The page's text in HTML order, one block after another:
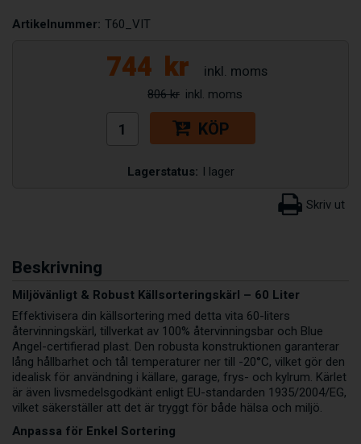
Artikelnummer: T60_VIT
744 kr
806 kr
KÖP
Lagerstatus: I lager
Beskrivning
Miljövänligt & Robust Källsorteringskärl – 60 Liter
Effektivisera din källsortering med detta vita 60-liters
återvinningskärl, tillverkat av 100% återvinningsbar och Blue
Angel-certifierad plast. Den robusta konstruktionen garanterar
lång hållbarhet och tål temperaturer ner till -20°C, vilket gör den
idealisk för användning i källare, garage, frys- och kylrum. Kärlet
är även livsmedelsgodkänt enligt EU-standarden 1935/2004/EG,
vilket säkerställer att det är tryggt för både hälsa och miljö.
Anpassa för Enkel Sortering